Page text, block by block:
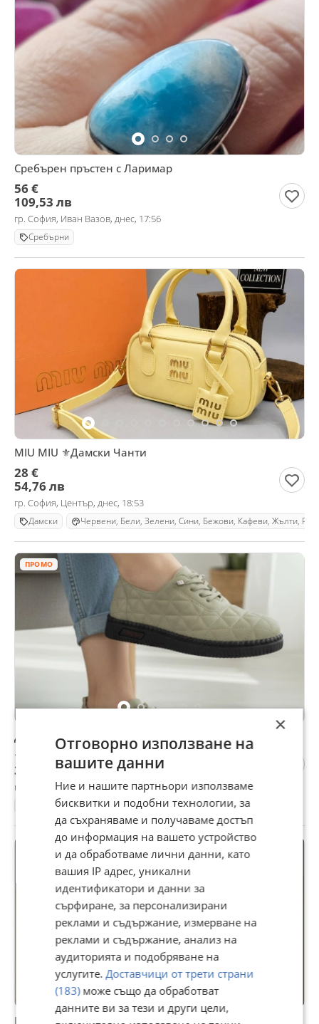
Сребърен пръстен с Ларимар
56 €
109,53 лв
гр. София, Иван Вазов, днес, 17:56
Сребърни
MIU MIU ⚜️Дамски Чанти
28 €
54,76 лв
гр. София, Център, днес, 18:53
Дамски Червени, Бели, Зелени, Сини, Бежови, Кафеви, Жълти,
ПРОМО
Дамски ежедневни обувки леки и удобни
18 €
35,20 лв
гр. София, Дружба 1, 13 юли
36, 38, 39, >41, 37, 40, 41 Спортни
Висулка молитвеник , верижка
×
Отговорно използване на
вашите данни
Ние и нашите партньори използваме
бисквитки и подобни технологии, за
да съхраняваме и получаваме достъп
до информация на вашето устройство
и да обработваме лични данни, като
вашия IP адрес, уникални
идентификатори и данни за
сърфиране, за персонализирани
реклами и съдържание, измерване на
реклами и съдържание, анализ на
аудиторията и подобряване на
услугите.Доставчици от трети страни
(183)може също да обработват
данните ви за тези и други цели,